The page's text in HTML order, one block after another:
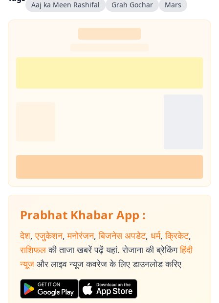
Aaj ka Meen Rashifal Grah Gochar Mars
Prabhat Khabar App :
देश, एजुकेशन, मनोरंजन, बिजनेस अपडेट, धर्म, क्रिकेट,
राशिफल की ताजा खबरें पढ़ें यहां. रोजाना की ब्रेकिंग हिंदी
न्यूज और लाइव न्यूज कवरेज के लिए डाउनलोड करिए